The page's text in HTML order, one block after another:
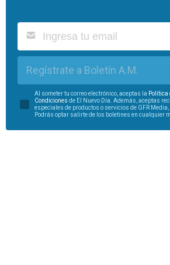
Regístrate a Boletín A.M.
Al someter tu correo electrónico, aceptas la Política
Condiciones de El Nuevo Día. Además, aceptas
especiales de productos o servicios de GFR
Podrás optar salirte de los boletines en cualquier